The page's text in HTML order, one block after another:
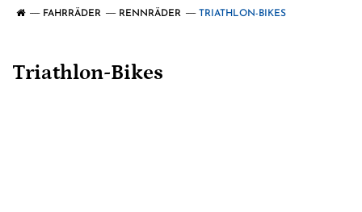
FAHRRÄDER RENNRÄDER TRIATHLON-BIKES
Triathlon-Bikes